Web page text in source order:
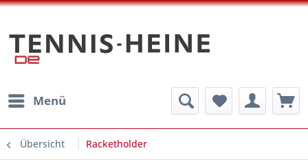
Menü
Übersicht Racketholder